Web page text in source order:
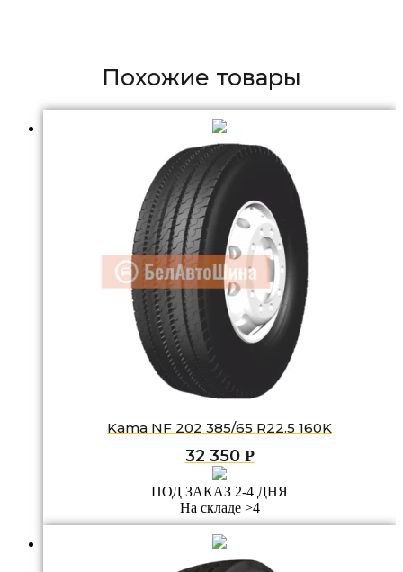
Похожие товары
Kama NF 202 385/65 R22.5 160K
32 350 Р
ПОД ЗАКАЗ 2-4 ДНЯ
На складе >4